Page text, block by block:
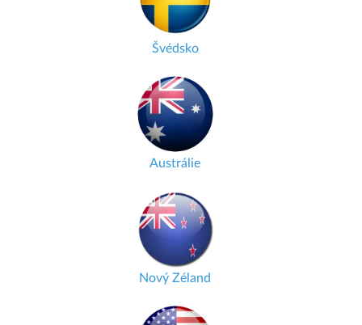
Švédsko
Austrálie
Nový Zéland